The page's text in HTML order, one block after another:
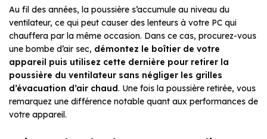
Au fil des années, la poussière s’accumule au niveau du
ventilateur, ce qui peut causer des lenteurs à votre PC qui
chauffera par la même occasion. Dans ce cas, procurez-vous
une bombe d’air sec, démontez le boîtier de votre
appareil puis utilisez cette dernière pour retirer la
poussière du ventilateur sans négliger les grilles
d’évacuation d’air chaud. Une fois la poussière retirée, vous
remarquez une différence notable quant aux performances de
votre appareil.